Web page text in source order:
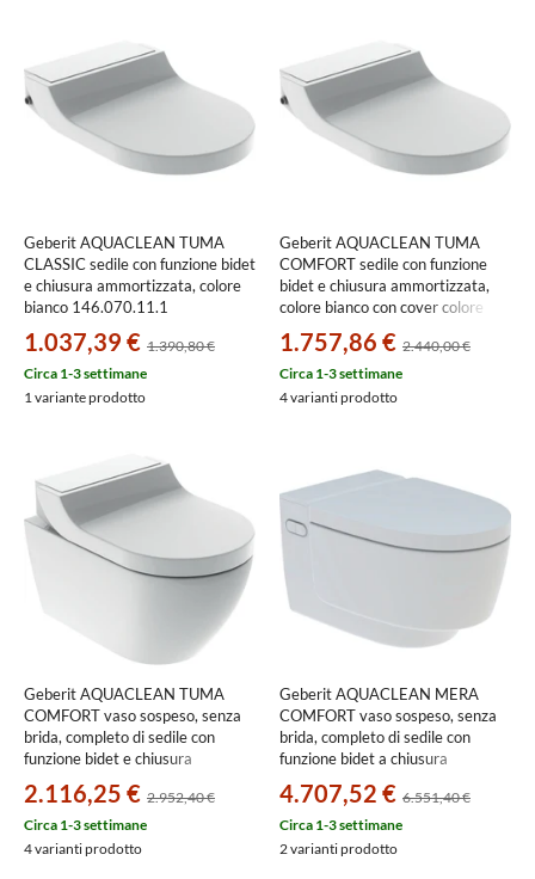
Geberit AQUACLEAN TUMA
CLASSIC sedile con funzione bidet
e chiusura ammortizzata, colore
bianco 146.070.11.1
1.037,39 € 1.390,80 €
Circa 1-3 settimane
1 variante prodotto
Geberit AQUACLEAN TUMA
COMFORT sedile con funzione
bidet e chiusura ammortizzata,
colore bianco con cover colore
1.757,86 € 2.440,00 €
Circa 1-3 settimane
4 varianti prodotto
Geberit AQUACLEAN TUMA
COMFORT vaso sospeso, senza
brida, completo di sedile con
funzione bidet e chiusura
146.290.11.1
2.116,25 € 2.952,40 €
Circa 1-3 settimane
4 varianti prodotto
Geberit AQUACLEAN MERA
COMFORT vaso sospeso, senza
brida, completo di sedile con
funzione bidet a chiusura
finitura lucido 146.210.11.1
4.707,52 € 6.551,40 €
Circa 1-3 settimane
2 varianti prodotto